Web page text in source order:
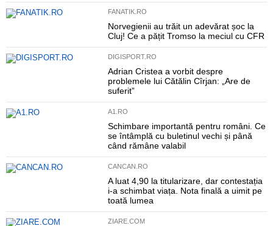
FANATIK.RO
Norvegienii au trăit un adevărat șoc la
Cluj! Ce a pățit Tromso la meciul cu CFR
DIGISPORT.RO
Adrian Cristea a vorbit despre
problemele lui Cătălin Cîrjan: „Are de
suferit”
A1.RO
Schimbare importantă pentru români. Ce
se întâmplă cu buletinul vechi și până
când rămâne valabil
CANCAN.RO
A luat 4,90 la titularizare, dar contestația
i-a schimbat viața. Nota finală a uimit pe
toată lumea
ZIARE.COM